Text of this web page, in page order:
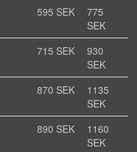
595 SEK
775
SEK
715 SEK
930
SEK
870 SEK
1135
SEK
890 SEK
1160
SEK